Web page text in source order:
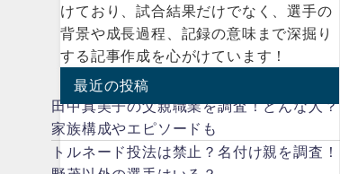
けており、試合結果だけでなく、選手の
背景や成長過程、記録の意味まで深掘り
する記事作成を心がけています！
最近の投稿
田中真美子の父親職業を調査！どんな人？
家族構成やエピソードも
トルネード投法は禁止？名付け親を調査！